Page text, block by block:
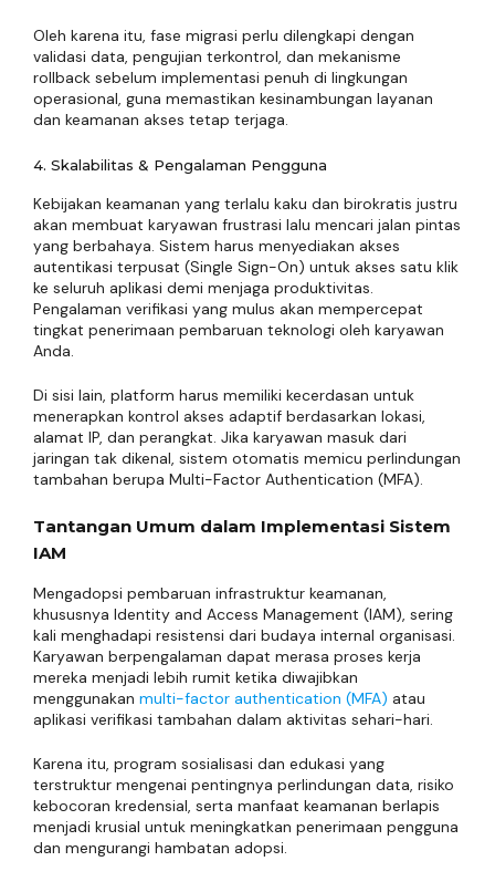
Oleh karena itu, fase migrasi perlu dilengkapi dengan
validasi data, pengujian terkontrol, dan mekanisme
rollback sebelum implementasi penuh di lingkungan
operasional, guna memastikan kesinambungan layanan
dan keamanan akses tetap terjaga.
4. Skalabilitas & Pengalaman Pengguna
Kebijakan keamanan yang terlalu kaku dan birokratis justru
akan membuat karyawan frustrasi lalu mencari jalan pintas
yang berbahaya. Sistem harus menyediakan akses
autentikasi terpusat (Single Sign-On) untuk akses satu klik
ke seluruh aplikasi demi menjaga produktivitas.
Pengalaman verifikasi yang mulus akan mempercepat
tingkat penerimaan pembaruan teknologi oleh karyawan
Anda.
Di sisi lain, platform harus memiliki kecerdasan untuk
menerapkan kontrol akses adaptif berdasarkan lokasi,
alamat IP, dan perangkat. Jika karyawan masuk dari
jaringan tak dikenal, sistem otomatis memicu perlindungan
tambahan berupa Multi-Factor Authentication (MFA).
Tantangan Umum dalam Implementasi Sistem
IAM
Mengadopsi pembaruan infrastruktur keamanan,
khususnya Identity and Access Management (IAM), sering
kali menghadapi resistensi dari budaya internal organisasi.
Karyawan berpengalaman dapat merasa proses kerja
mereka menjadi lebih rumit ketika diwajibkan
menggunakan multi-factor authentication (MFA) atau
aplikasi verifikasi tambahan dalam aktivitas sehari-hari.
Karena itu, program sosialisasi dan edukasi yang
terstruktur mengenai pentingnya perlindungan data, risiko
kebocoran kredensial, serta manfaat keamanan berlapis
menjadi krusial untuk meningkatkan penerimaan pengguna
dan mengurangi hambatan adopsi.